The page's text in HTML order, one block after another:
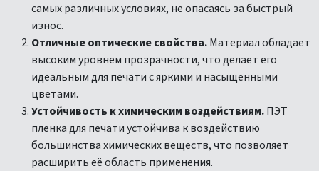
самых различных условиях, не опасаясь за быстрый
износ.
Отличные оптические свойства.Материал обладает
высоким уровнем прозрачности, что делает его
идеальным для печати с яркими и насыщенными
цветами.
Устойчивость к химическим воздействиям.ПЭТ
пленка для печати устойчива к воздействию
большинства химических веществ, что позволяет
расширить её область применения.